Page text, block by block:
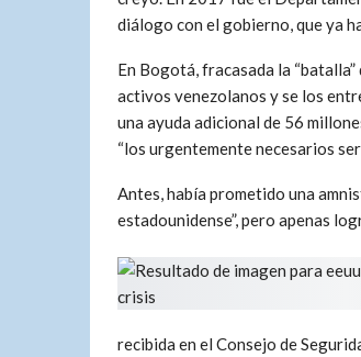
diálogo con el gobierno, que ya
En Bogotá, fracasada la
activos venezolanos y se los
una ayuda adicional de 56
“los urgentemente necesarios
Antes, había prometido una
estadounidense”, pero apenas
recibida en el Consejo de